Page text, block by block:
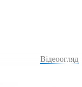
Відеоогляд